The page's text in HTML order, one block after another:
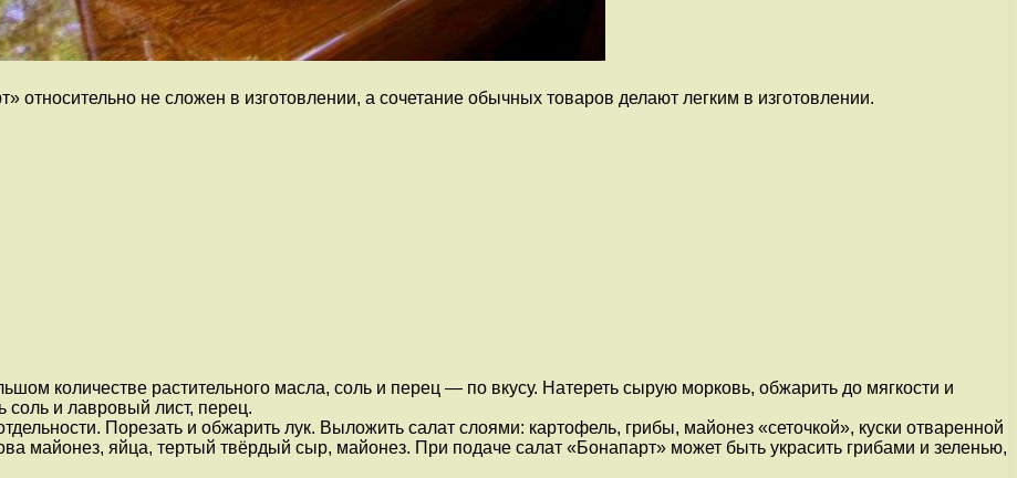
относительно не сложен в изготовлении, а сочетание обычных товаров делают легким в изготовлении.
количестве растительного масла, соль и перец — по вкусу. Натереть сырую морковь, обжарить до мягкости и
соль и лавровый лист, перец.
Порезать и обжарить лук. Выложить салат слоями: картофель, грибы, майонез «сеточкой», куски отваренной
майонез, яйца, тертый твёрдый сыр, майонез. При подаче салат «Бонапарт» может быть украсить грибами и зеленью,